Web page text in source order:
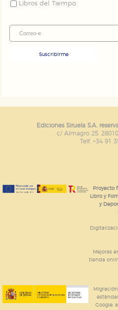
Libros del Tiempo
Suscribirme
Ediciones Siruela S.A.
c/ Almagro 25.
Telf. +34 91
Proyecto
Libro y
y
Mejoras
tienda
Google;